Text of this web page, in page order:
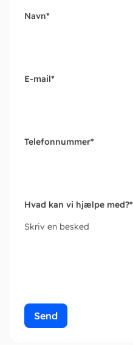
Navn*
E-mail*
Telefonnummer*
Hvad kan vi hjælpe med?*
Skriv en besked
Send